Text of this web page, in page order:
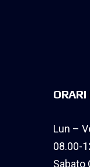
Lun –
08.00-
Sabato